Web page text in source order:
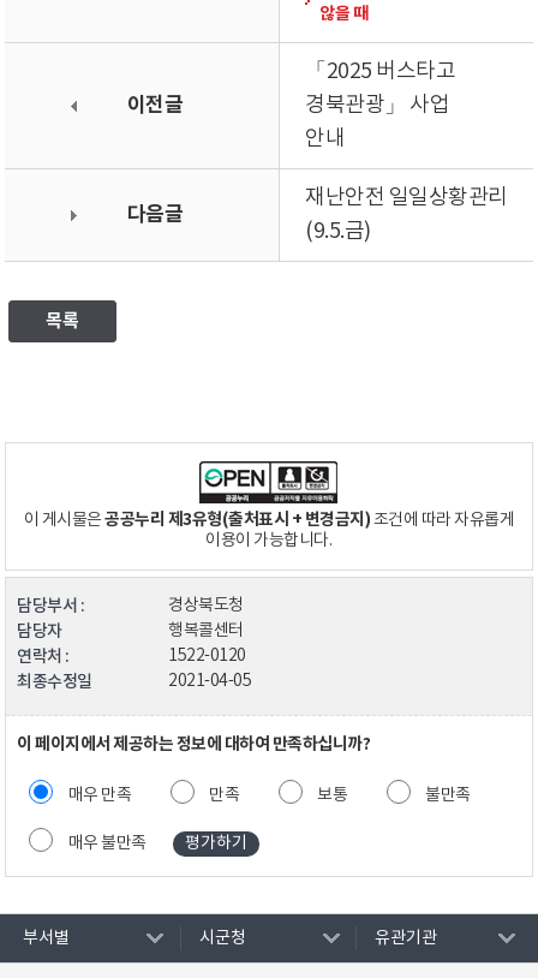
않을 때
이전글
「2025 버스타고
경북관광」 사업
안내
다음글
재난안전 일일상황관리
(9.5.금)
목록
이 게시물은공공누리 제3유형(출처표시 + 변경금지)조건에 따라 자유롭게
이용이 가능합니다.
담당부서 : 경상북도청
담당자 행복콜센터
연락처 : 1522-0120
최종수정일 2021-04-05
이 페이지에서 제공하는 정보에 대하여 만족하십니까?
매우 만족 만족 보통 불만족
매우 불만족
부서별 시군청 유관기관